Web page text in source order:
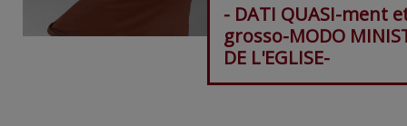
- DATI QUASI-ment
grosso-MODO
DE L'EGLISE-